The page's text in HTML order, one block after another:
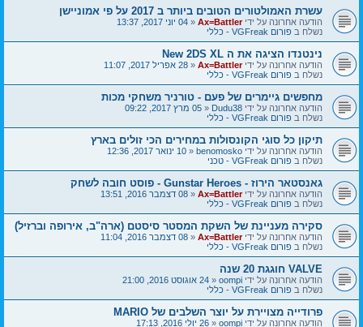
עשרת האמולטורים הטובים ביותר ב 2017 על פי אמוניישן
הודעה אחרונה על ידי Ax=Battler
«04 יוני 2017, 13:37
נשלח בפורום VGFreak - כללי
נינטנדו הציגה את ה New 2DS XL
הודעה אחרונה על ידי Ax=Battler
«28 אפריל 2017, 11:07
נשלח בפורום VGFreak - כללי
מחפשים גיימרים של פעם - טורניר משחקי מכות
הודעה אחרונה על ידי Dudu38
«05 מרץ 2017, 09:22
נשלח בפורום VGFreak - כללי
תיקון כל סוגי הקונסולות במחירים הכי זולים בארץ
הודעה אחרונה על ידי benomosko
«10 ינואר 2017, 12:36
נשלח בפורום VGFreak - טכני
גאנסטאר הירוז - Gunstar Heroes - פוסט חובה לשחק
הודעה אחרונה על ידי Ax=Battler
«08 דצמבר 2016, 13:51
נשלח בפורום VGFreak - כללי
סקירה מעניינת של השקת המסטר סיסטם (ארה"ב, אירופה וברזיל)
הודעה אחרונה על ידי Ax=Battler
«08 דצמבר 2016, 11:04
נשלח בפורום VGFreak - כללי
VALVE חוגגת 20 שנה
הודעה אחרונה על ידי oompi
«24 אוגוסט 2016, 21:00
נשלח בפורום VGFreak - כללי
פרודייה מצויירת על יוצר השלבים של MARIO
הודעה אחרונה על ידי oompi
«26 יולי 2016, 17:13